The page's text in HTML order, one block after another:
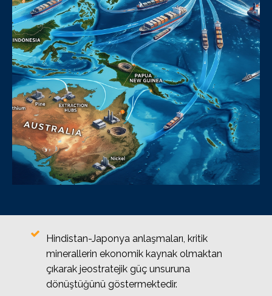
Hindistan-Japonya anlaşmaları, kritik
minerallerin ekonomik kaynak olmaktan
çıkarak jeostratejik güç unsuruna
dönüştüğünü göstermektedir.